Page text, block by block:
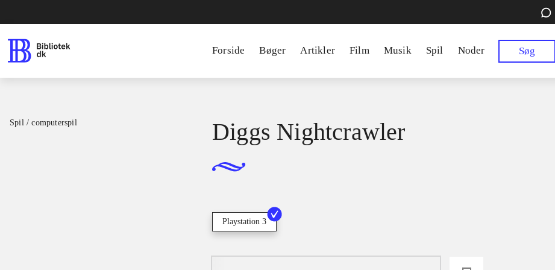
Forside Bøger Artikler Film Musik Spil Noder Søg
Spil / computerspil Diggs Nightcrawler
Playstation 3